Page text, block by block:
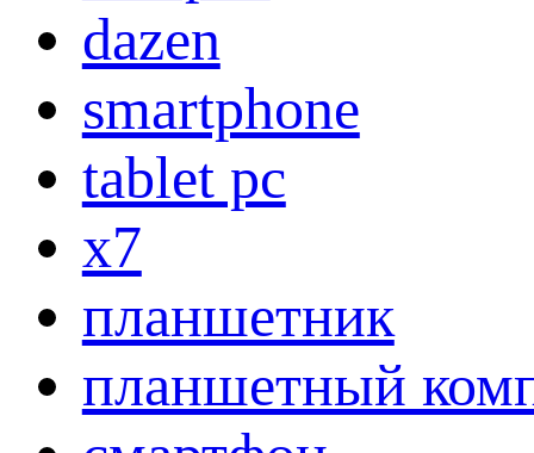
dazen
smartphone
tablet pc
x7
планшетник
планшетный